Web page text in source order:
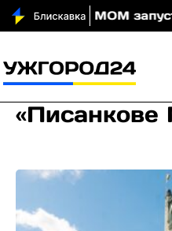
МОМ запустила
«Писанкове